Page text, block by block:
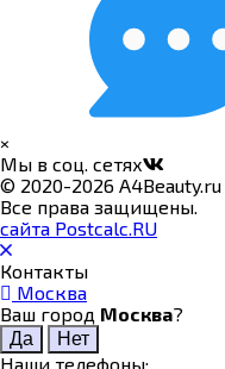
×
Мы в соц. сетях
© 2020-2026
Все права защищены.
сайта Postcalc.RU
Контакты
Москва
Ваш город Москва?
Наши телефоны: